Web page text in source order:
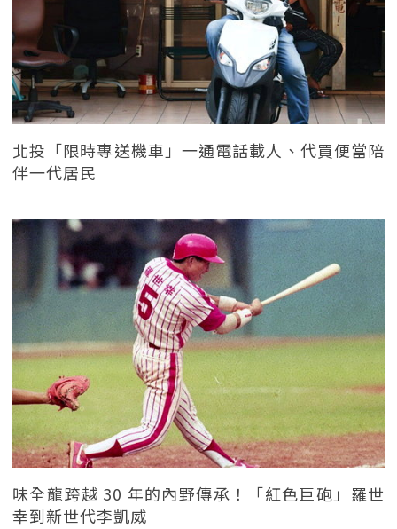
北投「限時專送機車」一通電話載人、代買便當陪
伴一代居民
味全龍跨越 30 年的內野傳承！「紅色巨砲」羅世
幸到新世代李凱威